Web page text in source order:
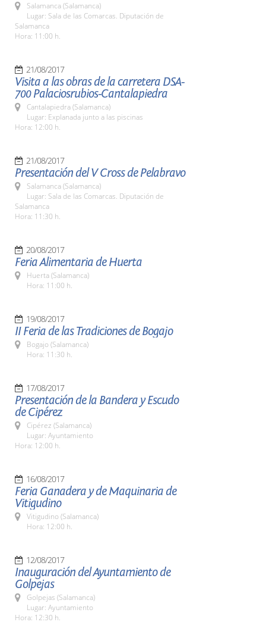
Salamanca (Salamanca)
Lugar: Sala de las Comarcas. Diputación de
Salamanca
Hora: 11:00 h.
21/08/2017
Visita a las obras de la carretera DSA-
700 Palaciosrubios-Cantalapiedra
Cantalapiedra (Salamanca)
Lugar: Explanada junto a las piscinas
Hora: 12:00 h.
21/08/2017
Presentación del V Cross de Pelabravo
Salamanca (Salamanca)
Lugar: Sala de las Comarcas. Diputación de
Salamanca
Hora: 11:30 h.
20/08/2017
Feria Alimentaria de Huerta
Huerta (Salamanca)
Hora: 11:00 h.
19/08/2017
II Feria de las Tradiciones de Bogajo
Bogajo (Salamanca)
Hora: 11:30 h.
17/08/2017
Presentación de la Bandera y Escudo
de Cipérez
Cipérez (Salamanca)
Lugar: Ayuntamiento
Hora: 12:00 h.
16/08/2017
Feria Ganadera y de Maquinaria de
Vitigudino
Vitigudino (Salamanca)
Hora: 12:00 h.
12/08/2017
Inauguración del Ayuntamiento de
Golpejas
Golpejas (Salamanca)
Lugar: Ayuntamiento
Hora: 12:30 h.